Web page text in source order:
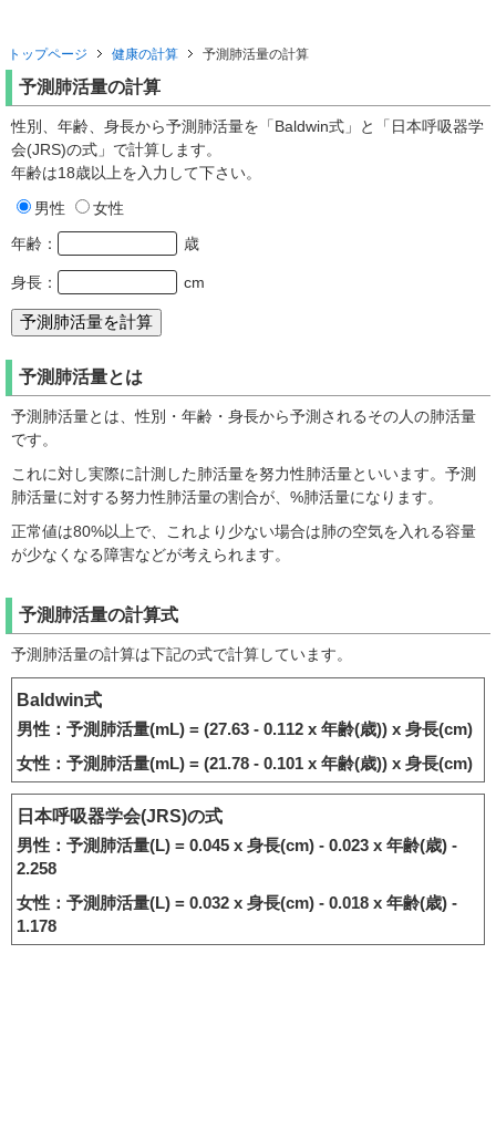
トップページ 健康の計算 予測肺活量の計算
予測肺活量の計算
性別、年齢、身長から予測肺活量を「Baldwin式」と「日本呼吸器学
会(JRS)の式」で計算します。
年齢は18歳以上を入力して下さい。
男性
女性
年齢：
歳
身長： cm
予測肺活量とは
予測肺活量とは、性別・年齢・身長から予測されるその人の肺活量
です。
これに対し実際に計測した肺活量を努力性肺活量といいます。予測
肺活量に対する努力性肺活量の割合が、%肺活量になります。
正常値は80%以上で、これより少ない場合は肺の空気を入れる容量
が少なくなる障害などが考えられます。
予測肺活量の計算式
予測肺活量の計算は下記の式で計算しています。
Baldwin式
男性：予測肺活量(mL) = (27.63 - 0.112 x 年齢(歳)) x 身長(cm)
女性：予測肺活量(mL) = (21.78 - 0.101 x 年齢(歳)) x 身長(cm)
日本呼吸器学会(JRS)の式
男性：予測肺活量(L) = 0.045 x 身長(cm) - 0.023 x 年齢(歳) -
2.258
女性：予測肺活量(L) = 0.032 x 身長(cm) - 0.018 x 年齢(歳) -
1.178